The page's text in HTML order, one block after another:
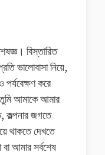
বিস্তারিত
ভালোবাসা নিয়ে,
করে
আমাকে আমার
কল্পনার জগতে
থাকতে দেখতে
আমার সর্বশেষ